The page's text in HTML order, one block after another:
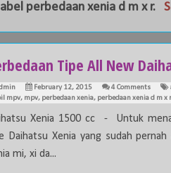
perbedaan xenia d m x r.
Tipe All New
February 12, 2015 4 Comments
mpv, mpv, perbedaan xenia, perbedaan xenia d m x r
Xenia 1500 cc - Untuk
Daihatsu Xenia yang sudah
mi, xi da...